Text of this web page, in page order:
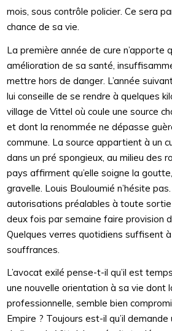
mois, sous contrôle policier. Ce sera
chance de sa vie.
La première année de cure n’apporte
amélioration de sa santé,
mettre hors de danger. L’année
lui conseille de se rendre à quelques
village de Vittel où coule une source
et dont la renommée ne dépasse
commune. La source appartient à un
dans un pré spongieux, au milieu des
pays affirment qu’elle soigne la
gravelle. Louis Bouloumié n’hésite
autorisations préalables à toute
deux fois par semaine faire provision
Quelques verres quotidiens suffisent
souffrances.
L’avocat exilé pense-t-il qu’il est
une nouvelle orientation à sa vie dont
professionnelle, semble bien
Empire ? Toujours est-il qu’il